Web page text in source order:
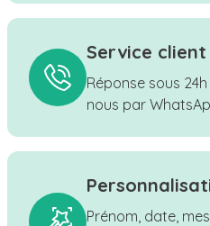
Service
Réponse sous
nous par
Prénom, date,